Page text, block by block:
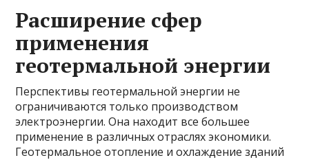
Расширение сфер
применения
геотермальной энергии
Перспективы геотермальной энергии не
ограничиваются только производством
электроэнергии. Она находит все большее
применение в различных отраслях экономики.
Геотермальное отопление и охлаждение зданий